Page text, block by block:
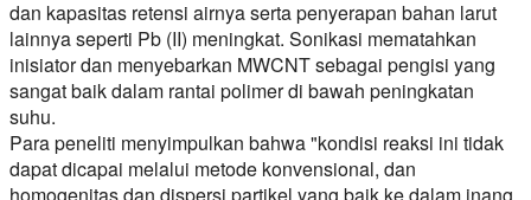
dan kapasitas retensi airnya serta penyerapan bahan larut
lainnya seperti Pb (II) meningkat. Sonikasi mematahkan
inisiator dan menyebarkan MWCNT sebagai pengisi yang
sangat baik dalam rantai polimer di bawah peningkatan
suhu.
Para peneliti menyimpulkan bahwa "kondisi reaksi ini tidak
dapat dicapai melalui metode konvensional, dan